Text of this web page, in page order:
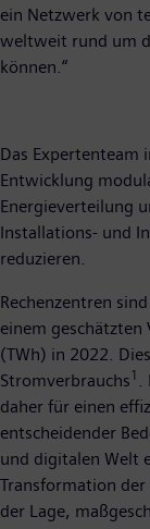
ein Netzwerk von
weltweit rund um
können.“
Das Expertenteam
Entwicklung
Energieverteilung
Installations- und
reduzieren.
Rechenzentren
einem
(TWh) in 2022.
Stromverbrauchs1
daher für einen
entscheidender
und digitalen Welt
Transformation
der Lage,